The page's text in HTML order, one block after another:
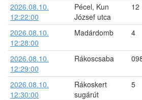
2026.08.10.
12:22:00
Pécel, Kun
József utca
12
2026.08.10.
12:28:00
Madárdomb 4
2026.08.10.
12:29:00
Rákoscsaba
2026.08.10.
12:30:00
Rákoskert
sugárút
5